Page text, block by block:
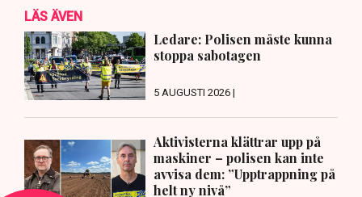
LÄS ÄVEN
Ledare: Polisen måste kunna
stoppa sabotagen
5 AUGUSTI 2026 |
Aktivisterna klättrar upp på
maskiner – polisen kan inte
avvisa dem: ”Upptrappning på
helt ny nivå”